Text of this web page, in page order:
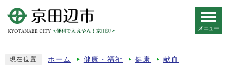
メニュー
現在位置 ホーム 健康・福祉 健康 献血